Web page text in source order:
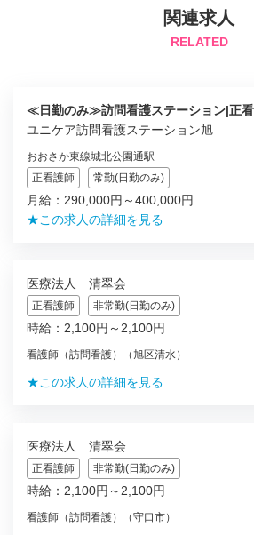
関連求人
RELATED
≪日勤のみ≫訪問看護ステーション|正
ユニケア訪問看護ステーション旭
おおさか東線城北公園通駅
正看護師
常勤(日勤のみ)
月給：290,000円～400,000円
★この求人の詳細を見る
医療法人 清翠会
正看護師 非常勤(日勤のみ)
時給：2,100円～2,100円
看護師（訪問看護）（旭区清水）
★この求人の詳細を見る
医療法人 清翠会
正看護師 非常勤(日勤のみ)
時給：2,100円～2,100円
看護師（訪問看護）（守口市）